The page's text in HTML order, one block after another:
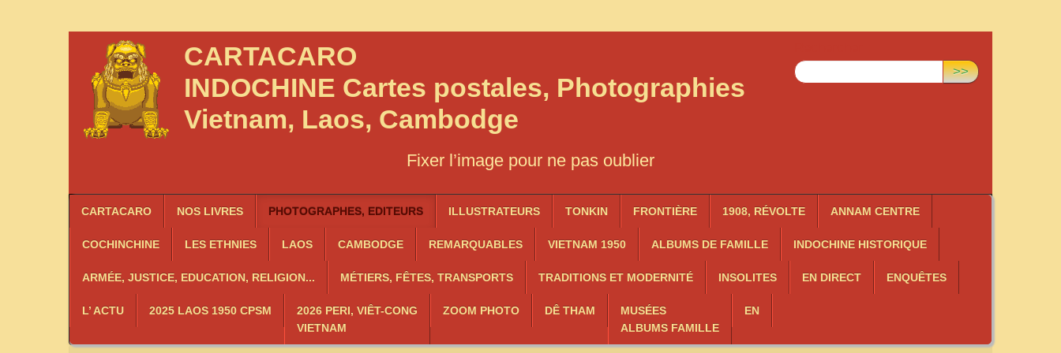
CARTACARO
INDOCHINE Cartes postales, Photographies
Vietnam, Laos, Cambodge
Fixer l’image pour ne pas oublier
>>
CARTACARO NOS LIVRES PHOTOGRAPHES, EDITEURS ILLUSTRATEURS TONKIN FRONTIÈRE 1908, RÉVOLTE ANNAM CENTRE
COCHINCHINE LES ETHNIES LAOS CAMBODGE REMARQUABLES VIETNAM 1950 ALBUMS DE FAMILLE INDOCHINE HISTORIQUE
ARMÉE, JUSTICE, EDUCATION, RELIGION... MÉTIERS, FÊTES, TRANSPORTS TRADITIONS ET MODERNITÉ INSOLITES EN DIRECT ENQUÊTES
L’ ACTU 2025 LAOS 1950 CPSM
2026 PERI, VIÊT-CONG
VIETNAM
ZOOM PHOTO DÊ THAM
MUSÉES
ALBUMS FAMILLE
EN